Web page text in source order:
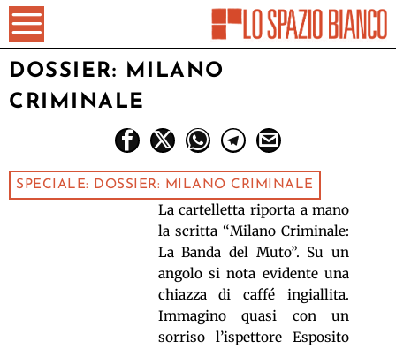
DOSSIER: MILANO
CRIMINALE
SPECIALE: DOSSIER: MILANO CRIMINALE
La cartelletta riporta a mano
la scritta “Milano Criminale:
La Banda del Muto”. Su un
angolo si nota evidente una
chiazza di caffé ingiallita.
Immagino quasi con un
sorriso l’ispettore Esposito